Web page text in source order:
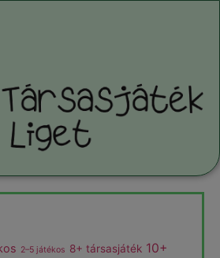
2–5 játékos 8+ társasjáték 10+